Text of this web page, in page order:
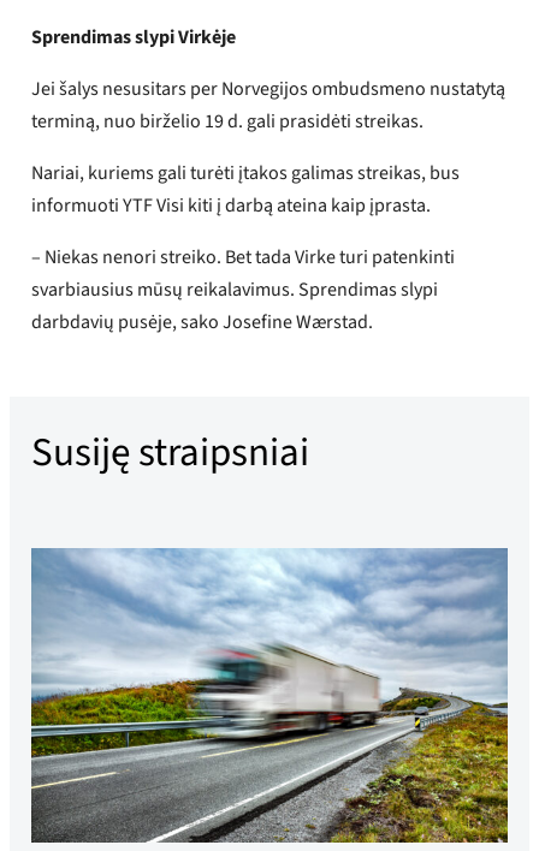
Sprendimas slypi Virkėje
Jei šalys nesusitars per Norvegijos ombudsmeno nustatytą
terminą, nuo birželio 19 d. gali prasidėti streikas.
Nariai, kuriems gali turėti įtakos galimas streikas, bus
informuoti YTF Visi kiti į darbą ateina kaip įprasta.
– Niekas nenori streiko. Bet tada Virke turi patenkinti
svarbiausius mūsų reikalavimus. Sprendimas slypi
darbdavių pusėje, sako Josefine Wærstad.
Susiję straipsniai